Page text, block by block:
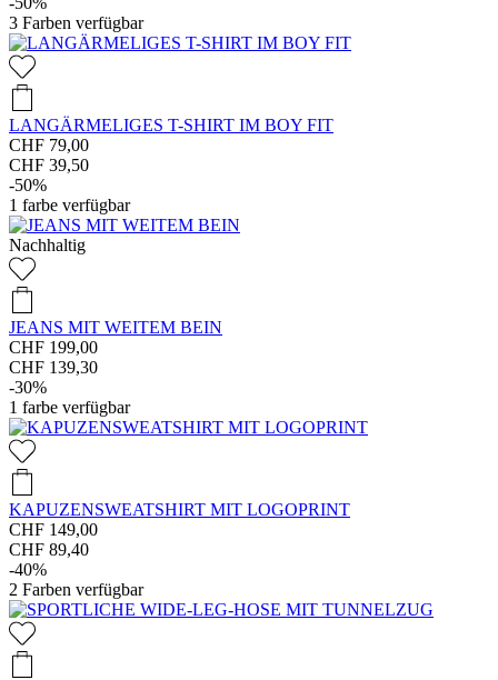
3 Farben verfügbar
LANGÄRMELIGES T-SHIRT IM BOY FIT
CHF 79,00
CHF 39,50
-50%
1 farbe verfügbar
Nachhaltig
JEANS MIT WEITEM BEIN
CHF 199,00
CHF 139,30
-30%
1 farbe verfügbar
KAPUZENSWEATSHIRT MIT LOGOPRINT
CHF 149,00
CHF 89,40
-40%
2 Farben verfügbar